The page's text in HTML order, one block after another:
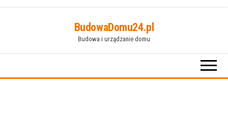
BudowaDomu24.pl
Budowa i urządzanie domu